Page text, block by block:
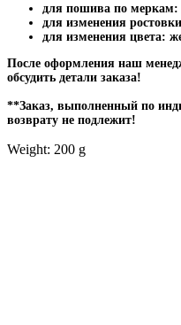
для пошива по
для изменения
для изменения цвета:
После оформления наш
обсудить детали заказа!
**Заказ, выполненный по
возврату не подлежит!
Weight: 200 g